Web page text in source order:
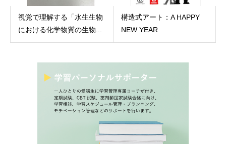
視覚で理解する「水生生物
における化学物質の生物...
構造式アート：A HAPPY
NEW YEAR